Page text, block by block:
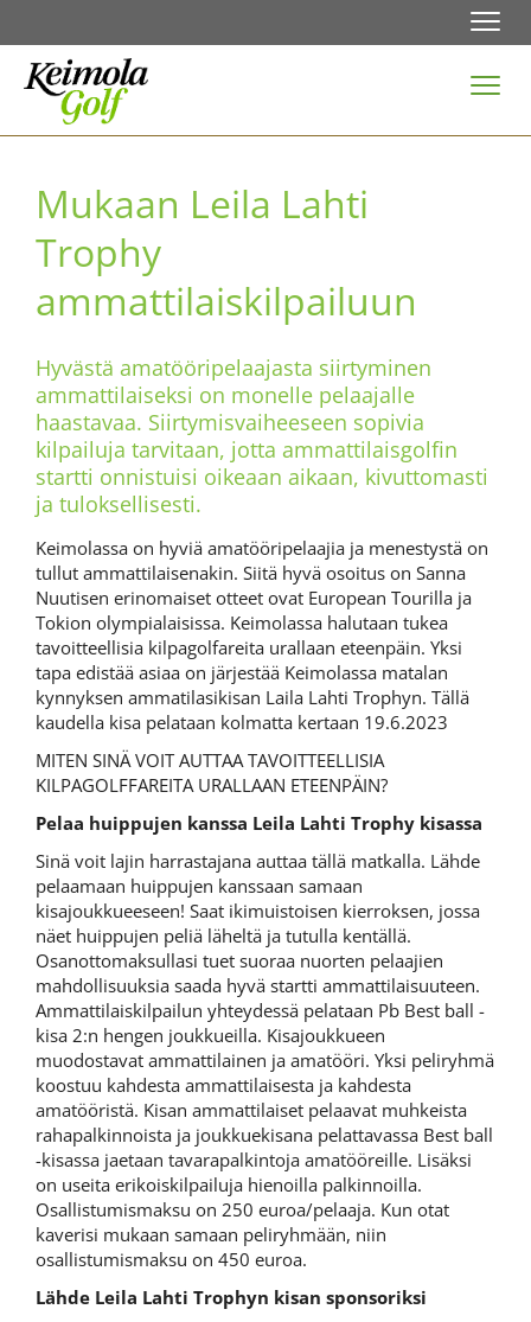
Mukaan Leila Lahti
Trophy
ammattilaiskilpailuun
Hyvästä amatööripelaajasta siirtyminen
ammattilaiseksi on monelle pelaajalle
haastavaa. Siirtymisvaiheeseen sopivia
kilpailuja tarvitaan, jotta ammattilaisgolfin
startti onnistuisi oikeaan aikaan, kivuttomasti
ja tuloksellisesti.
Keimolassa on hyviä amatööripelaajia ja menestystä on
tullut ammattilaisenakin. Siitä hyvä osoitus on Sanna
Nuutisen erinomaiset otteet ovat European Tourilla ja
Tokion olympialaisissa. Keimolassa halutaan tukea
tavoitteellisia kilpagolfareita urallaan eteenpäin. Yksi
tapa edistää asiaa on järjestää Keimolassa matalan
kynnyksen ammatilasikisan Laila Lahti Trophyn. Tällä
kaudella kisa pelataan kolmatta kertaan 19.6.2023
MITEN SINÄ VOIT AUTTAA TAVOITTEELLISIA
KILPAGOLFFAREITA URALLAAN ETEENPÄIN?
Pelaa huippujen kanssa Leila Lahti Trophy kisassa
Sinä voit lajin harrastajana auttaa tällä matkalla. Lähde
pelaamaan huippujen kanssaan samaan
kisajoukkueeseen! Saat ikimuistoisen kierroksen, jossa
näet huippujen peliä läheltä ja tutulla kentällä.
Osanottomaksullasi tuet suoraa nuorten pelaajien
mahdollisuuksia saada hyvä startti ammattilaisuuteen.
Ammattilaiskilpailun yhteydessä pelataan Pb Best ball -
kisa 2:n hengen joukkueilla. Kisajoukkueen
muodostavat ammattilainen ja amatööri. Yksi peliryhmä
koostuu kahdesta ammattilaisesta ja kahdesta
amatööristä. Kisan ammattilaiset pelaavat muhkeista
rahapalkinnoista ja joukkuekisana pelattavassa Best ball
-kisassa jaetaan tavarapalkintoja amatööreille. Lisäksi
on useita erikoiskilpailuja hienoilla palkinnoilla.
Osallistumismaksu on 250 euroa/pelaaja. Kun otat
kaverisi mukaan samaan peliryhmään, niin
osallistumismaksu on 450 euroa.
Lähde Leila Lahti Trophyn kisan sponsoriksi